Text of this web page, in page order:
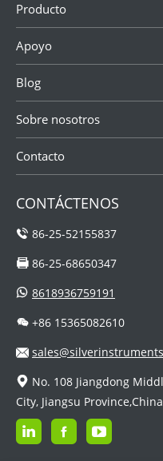
Producto
Apoyo
Blog
Sobre nosotros
Contacto
CONTÁCTENOS
86-25-52155837
86-25-68650347
8618936759191
+86 15365082610
No. 108 Jiangdong
City, Jiangsu Province,China